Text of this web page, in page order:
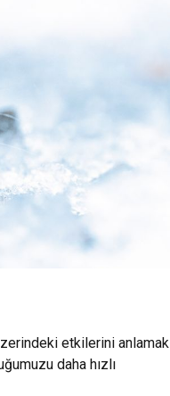
etkilerini anlamak
daha hızlı